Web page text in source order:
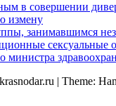
в совершении
измену
занимавшимся
сексуальные
министра
| Theme: